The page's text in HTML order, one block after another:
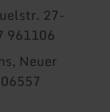
27-
961106
Neuer